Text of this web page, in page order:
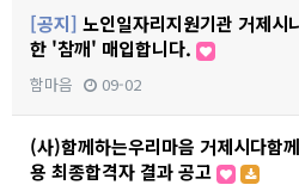
[공지] 노인일자리지원기관 거제시
한 '참깨' 매입합니다.
함마음 09-02
(사)함께하는우리마음 거제시다함
용 최종합격자 결과 공고